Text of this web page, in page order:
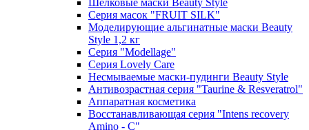
Шелковые маски Beauty Style
Серия масок "FRUIT SILK"
Моделирующие альгинатные маски Beauty
Style 1,2 кг
Серия "Modellage"
Cерия Lovely Care
Несмываемые маски-пудинги Beauty Style
Антивозрастная серия "Taurine & Resveratrol"
Аппаратная косметика
Восстанавливающая серия "Intens recovery
Amino - C"